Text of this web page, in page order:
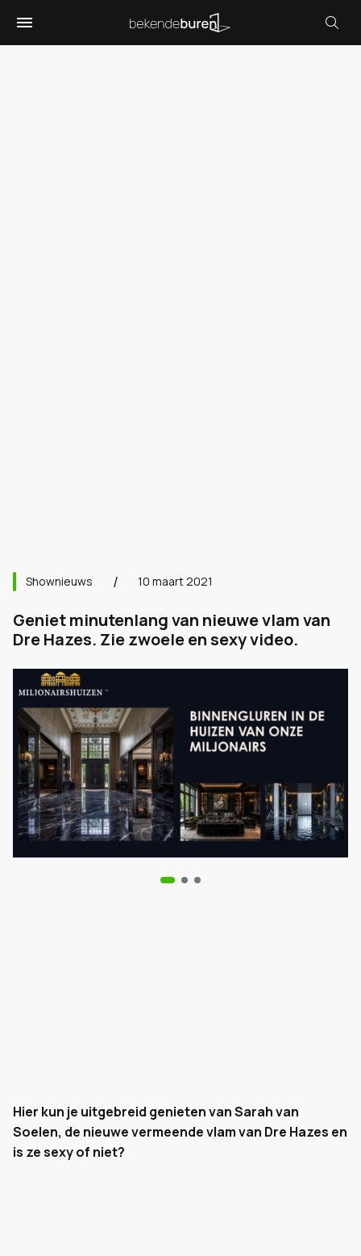
Shownieuws 10 maart 2021
Geniet minutenlang van nieuwe vlam van
Dre Hazes. Zie zwoele en sexy video.
Hier kun je uitgebreid genieten van Sarah van
Soelen, de nieuwe vermeende vlam van Dre Hazes en
is ze sexy of niet?